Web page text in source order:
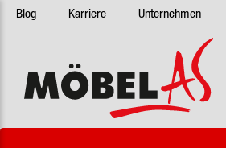
Hauptinhalt springen
Zur Suche springen
Zur Hauptnavigation springen
Blog Karriere Unternehmen